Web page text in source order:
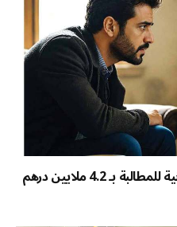
4.2 ملايين درهم